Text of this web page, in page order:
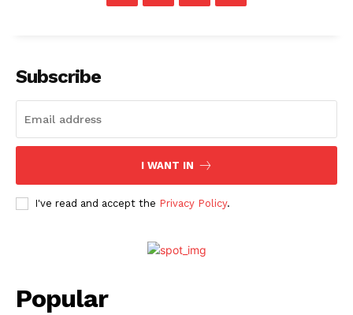
Subscribe
I WANT IN
I've read and accept the Privacy Policy.
Popular